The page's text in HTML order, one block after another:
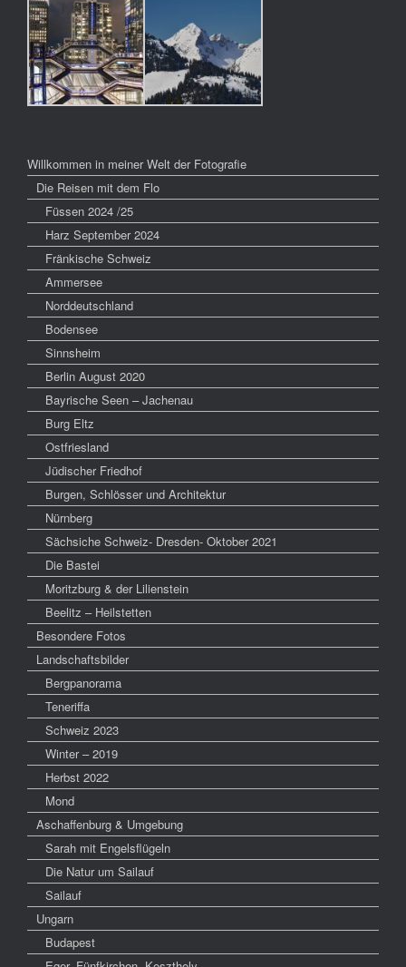
Willkommen in meiner Welt der Fotografie
Die Reisen mit dem Flo
Füssen 2024 /25
Harz September 2024
Fränkische Schweiz
Ammersee
Norddeutschland
Bodensee
Sinnsheim
Berlin August 2020
Bayrische Seen – Jachenau
Burg Eltz
Ostfriesland
Jüdischer Friedhof
Burgen, Schlösser und Architektur
Nürnberg
Sächsiche Schweiz- Dresden- Oktober 2021
Die Bastei
Moritzburg & der Lilienstein
Beelitz – Heilstetten
Besondere Fotos
Landschaftsbilder
Bergpanorama
Teneriffa
Schweiz 2023
Winter – 2019
Herbst 2022
Mond
Aschaffenburg & Umgebung
Sarah mit Engelsflügeln
Die Natur um Sailauf
Sailauf
Ungarn
Budapest